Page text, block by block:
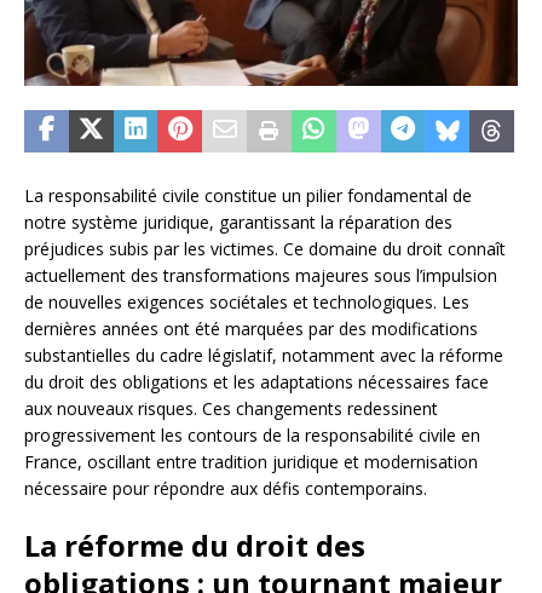
La responsabilité civile constitue un pilier fondamental de
notre système juridique, garantissant la réparation des
préjudices subis par les victimes. Ce domaine du droit connaît
actuellement des transformations majeures sous l’impulsion
de nouvelles exigences sociétales et technologiques. Les
dernières années ont été marquées par des modifications
substantielles du cadre législatif, notamment avec la réforme
du droit des obligations et les adaptations nécessaires face
aux nouveaux risques. Ces changements redessinent
progressivement les contours de la responsabilité civile en
France, oscillant entre tradition juridique et modernisation
nécessaire pour répondre aux défis contemporains.
La réforme du droit des
obligations : un tournant majeur